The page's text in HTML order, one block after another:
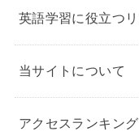
英語学習に役立つ
当サイトについて
アクセスランキング